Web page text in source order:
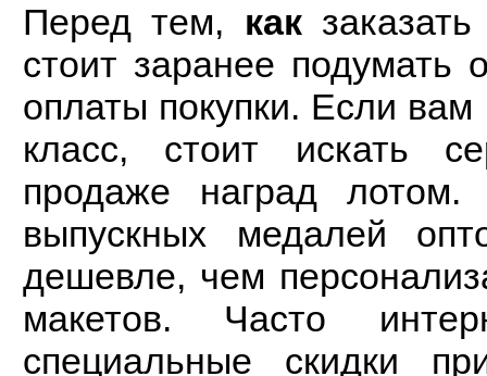
Перед тем, как
стоит заранее подумать
оплаты покупки. Если вам
класс, стоит искать
продаже наград лотом.
выпускных медалей
дешевле, чем
макетов. Часто
специальные скидки